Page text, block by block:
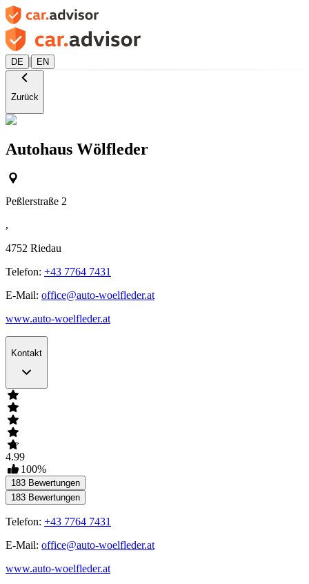
DE | EN
Zurück
Autohaus Wölfleder
Peßlerstraße 2
,
4752 Riedau
Telefon: +43 7764 7431
E-Mail: office@auto-woelfleder.at
www.auto-woelfleder.at
Kontakt
4.99
100%
183 Bewertungen
183 Bewertungen
Telefon: +43 7764 7431
E-Mail: office@auto-woelfleder.at
www.auto-woelfleder.at